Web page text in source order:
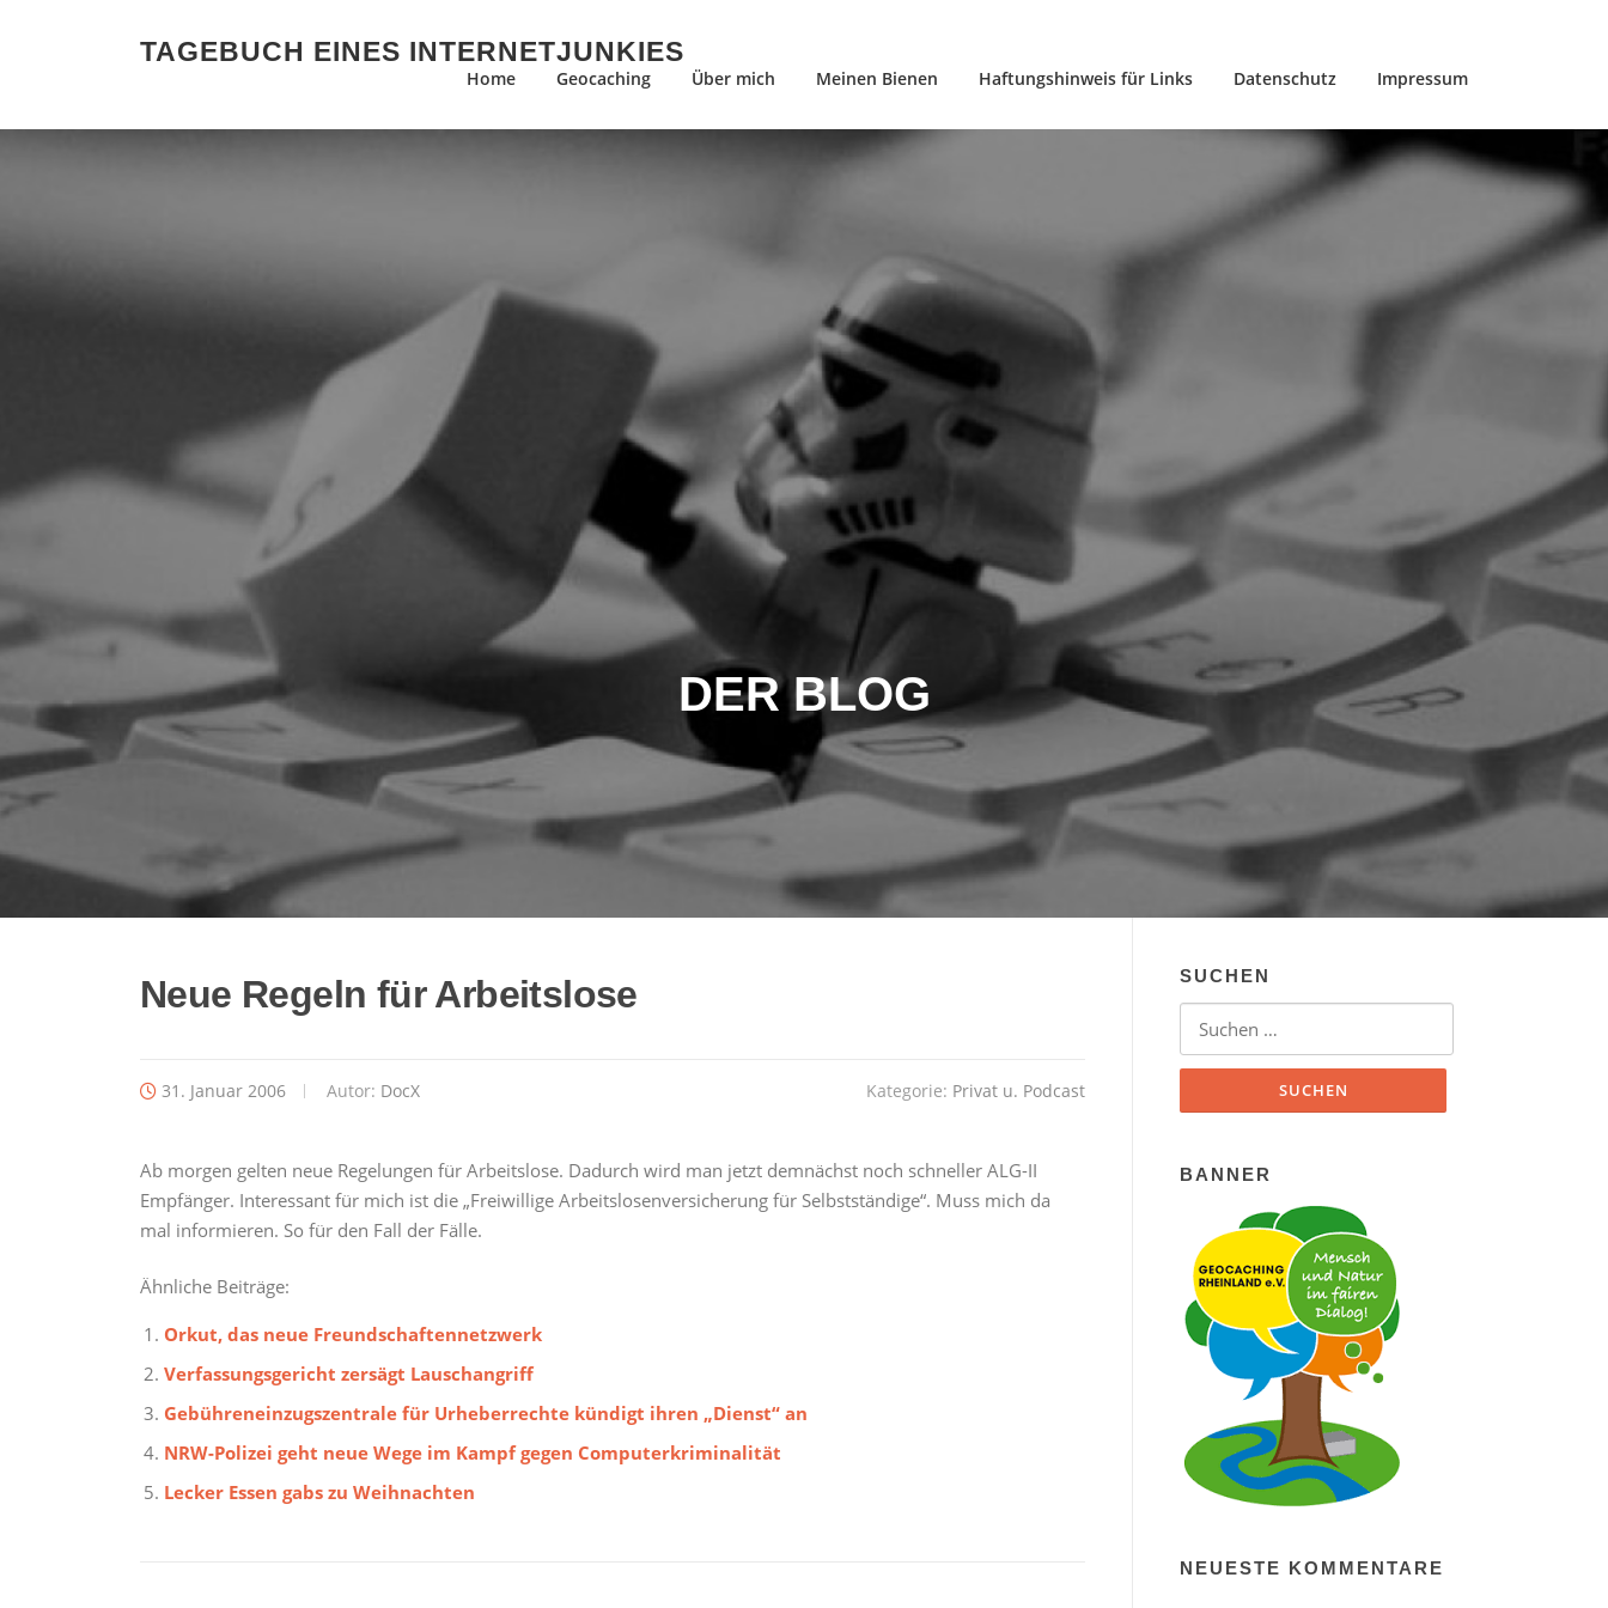
TAGEBUCH EINES INTERNETJUNKIES
Home Geocaching Über mich Meinen Bienen Haftungshinweis für Links Datenschutz Impressum
DER BLOG
Neue Regeln für Arbeitslose
31. Januar 2006 Autor: DocX Kategorie: Privat u. Podcast
Ab morgen gelten neue Regelungen für Arbeitslose. Dadurch wird man jetzt demnächst noch schneller ALG-II
Empfänger. Interessant für mich ist die „Freiwillige Arbeitslosenversicherung für Selbstständige“. Muss mich da
mal informieren. So für den Fall der Fälle.
Ähnliche Beiträge:
Orkut, das neue Freundschaftennetzwerk
Verfassungsgericht zersägt Lauschangriff
Gebühreneinzugszentrale für Urheberrechte kündigt ihren „Dienst“ an
NRW-Polizei geht neue Wege im Kampf gegen Computerkriminalität
Lecker Essen gabs zu Weihnachten
SUCHEN
Suchen nach:
BANNER
NEUESTE KOMMENTARE